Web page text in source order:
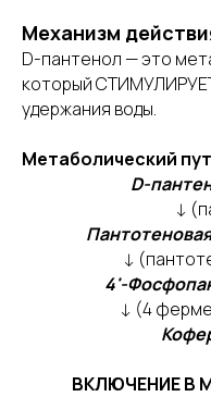
Механизм
D-пантенол — это
который
удержания воды.
Метаболический
D-
↓
↓
4'-
↓ (4
ВКЛЮЧЕНИЕ В